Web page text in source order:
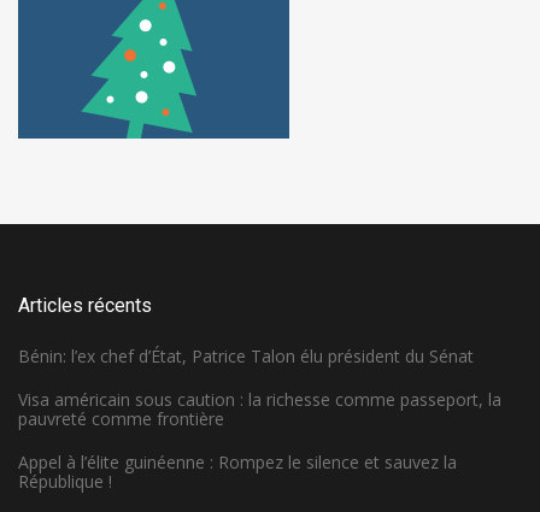
Articles récents
Bénin: l’ex chef d’État, Patrice Talon élu président du Sénat
Visa américain sous caution : la richesse comme passeport, la
pauvreté comme frontière
Appel à l’élite guinéenne : Rompez le silence et sauvez la
République !